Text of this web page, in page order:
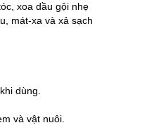
xoa dầu gội nhẹ
mát-xa và xả sạch
dùng.
và vật nuôi.